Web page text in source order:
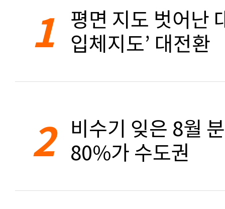
1 평면 지도 벗어난
입체지도’ 대전환
2 비수기 잊은 8월
80%가 수도권